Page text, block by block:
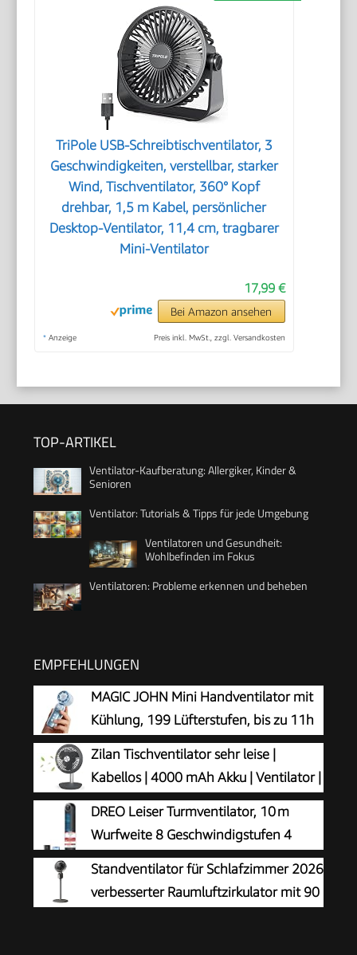
TriPole USB-Schreibtischventilator, 3
Geschwindigkeiten, verstellbar, starker
Wind, Tischventilator, 360° Kopf
drehbar, 1,5 m Kabel, persönlicher
Desktop-Ventilator, 11,4 cm, tragbarer
Mini-Ventilator
17,99 €
Bei Amazon ansehen
* Anzeige Preis inkl. MwSt., zzgl. Versandkosten
TOP-ARTIKEL
Ventilator-Kaufberatung: Allergiker, Kinder &
Senioren
Ventilator: Tutorials & Tipps für jede Umgebung
Ventilatoren und Gesundheit:
Wohlbefinden im Fokus
Ventilatoren: Probleme erkennen und beheben
EMPFEHLUNGEN
MAGIC JOHN Mini Handventilator mit
Kühlung, 199 Lüfterstufen, bis zu 11h
Laufzeit, USB-C Akku aufladbar, nur
139g – Tragbarer Mini Ventilator für Outdoor,
Strand, Camping & Reise zubehör – Blau
Zilan Tischventilator sehr leise |
Kabellos | 4000 mAh Akku | Ventilator |
90° neigbar | Schreibtischventilator |
Windmaschine | Luftkühler | Energiesparend | 4
Stufen | 15 h kabelloser Betrieb
DREO Leiser Turmventilator, 10 m
Wurfweite 8 Geschwindigstufen 4
Modi 8 Std. Timer 90° oszillierende
Ventilator mit Kühlung Fernbedienung für
Schlafzimmer,Turmventilator 307, Schwarz
Standventilator für Schlafzimmer 2026
verbesserter Raumluftzirkulator mit 90